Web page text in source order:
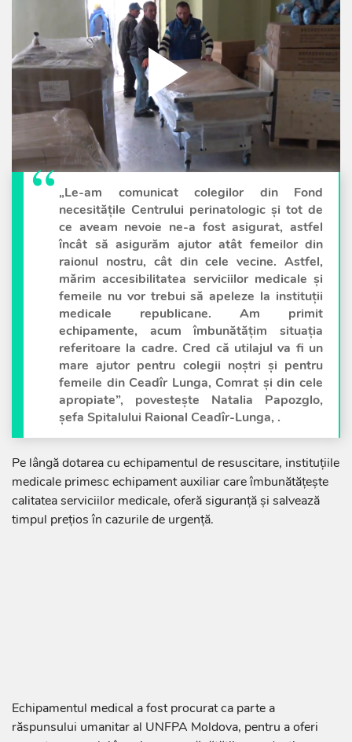
„Le-am comunicat colegilor din Fond
necesitățile Centrului perinatologic și tot de
ce aveam nevoie ne-a fost asigurat, astfel
încât să asigurăm ajutor atât femeilor din
raionul nostru, cât din cele vecine. Astfel,
mărim accesibilitatea serviciilor medicale și
femeile nu vor trebui să apeleze la instituții
medicale republicane. Am primit
echipamente, acum îmbunătățim situația
referitoare la cadre. Cred că utilajul va fi un
mare ajutor pentru colegii noștri și pentru
femeile din Ceadîr Lunga, Comrat și din cele
apropiate”, povestește Natalia Papozglo,
șefa Spitalului Raional Ceadîr-Lunga, .
Pe lângă dotarea cu echipamentul de resuscitare, instituțiile
medicale primesc echipament auxiliar care îmbunătățește
calitatea serviciilor medicale, oferă siguranță și salvează
timpul prețios în cazurile de urgență.
Echipamentul medical a fost procurat ca parte a
răspunsului umanitar al UNFPA Moldova, pentru a oferi